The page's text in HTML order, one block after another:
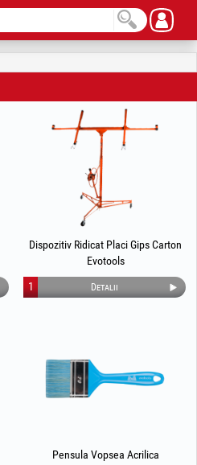
Dispozitiv Ridicat Placi Gips Carton
Evotools
Detalii
1
Pensula Vopsea Acrilica